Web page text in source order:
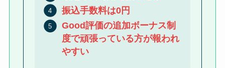
振込手数料は0円
Good評価の追加ボーナス制
度で頑張っている方が報われ
やすい